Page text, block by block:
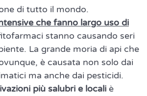
di tutto il mondo.
che fanno largo uso di
stanno causando seri
La grande moria di api che
è causata non solo dai
ma anche dai pesticidi.
più salubri e locali è